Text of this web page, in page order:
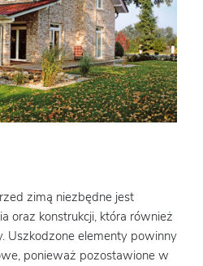
zimą niezbędne jest
oraz konstrukcji, która również
Uszkodzone elementy powinny
ponieważ pozostawione w